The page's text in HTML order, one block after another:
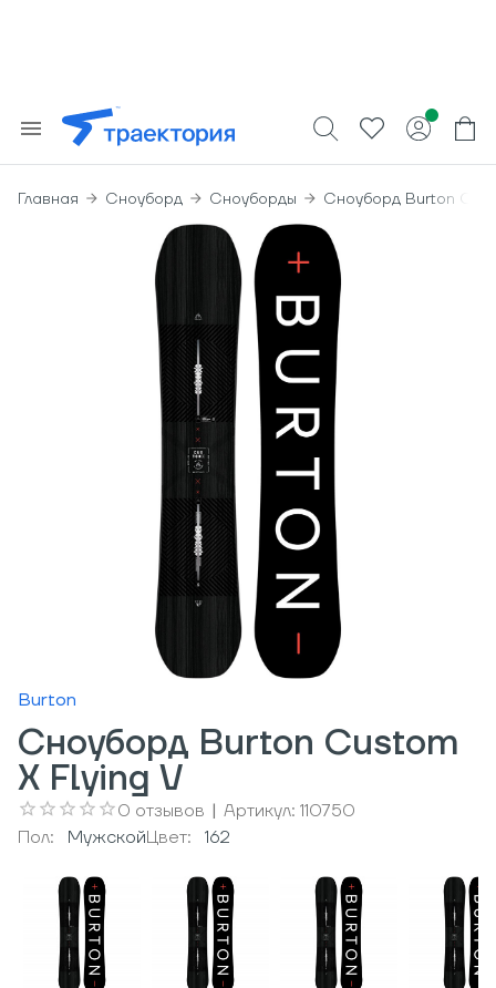
Главная Сноуборд Сноуборды Сноуборд Burton
Burton
Сноуборд Burton Custom
X Flying V
0 отзывов | Артикул: 110750
Пол:
МужcкойЦвет: 162